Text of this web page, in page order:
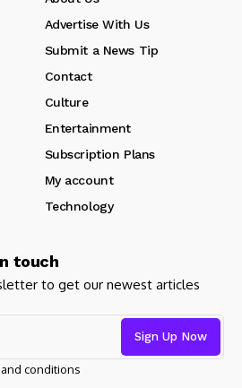
Advertise With Us
Submit a News Tip
Contact
Culture
Entertainment
Subscription Plans
My account
Technology
touch
to get our newest articles
conditions